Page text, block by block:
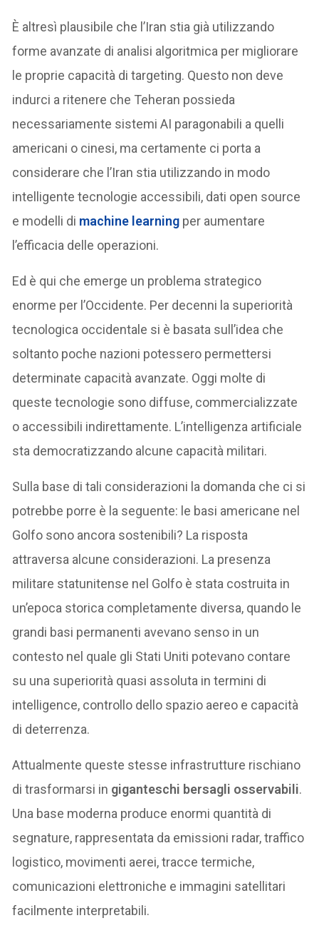
È altresì plausibile che l’Iran stia già utilizzando
forme avanzate di analisi algoritmica per migliorare
le proprie capacità di targeting. Questo non deve
indurci a ritenere che Teheran possieda
necessariamente sistemi AI paragonabili a quelli
americani o cinesi, ma certamente ci porta a
considerare che l’Iran stia utilizzando in modo
intelligente tecnologie accessibili, dati open source
e modelli di machine learning per aumentare
l’efficacia delle operazioni.
Ed è qui che emerge un problema strategico
enorme per l’Occidente. Per decenni la superiorità
tecnologica occidentale si è basata sull’idea che
soltanto poche nazioni potessero permettersi
determinate capacità avanzate. Oggi molte di
queste tecnologie sono diffuse, commercializzate
o accessibili indirettamente. L’intelligenza artificiale
sta democratizzando alcune capacità militari.
Sulla base di tali considerazioni la domanda che ci si
potrebbe porre è la seguente: le basi americane nel
Golfo sono ancora sostenibili? La risposta
attraversa alcune considerazioni. La presenza
militare statunitense nel Golfo è stata costruita in
un’epoca storica completamente diversa, quando le
grandi basi permanenti avevano senso in un
contesto nel quale gli Stati Uniti potevano contare
su una superiorità quasi assoluta in termini di
intelligence, controllo dello spazio aereo e capacità
di deterrenza.
Attualmente queste stesse infrastrutture rischiano
di trasformarsi in giganteschi bersagli osservabili.
Una base moderna produce enormi quantità di
segnature, rappresentata da emissioni radar, traffico
logistico, movimenti aerei, tracce termiche,
comunicazioni elettroniche e immagini satellitari
facilmente interpretabili.